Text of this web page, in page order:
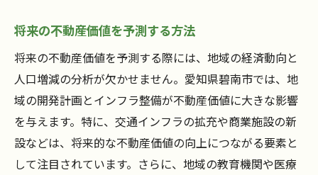
将来の不動産価値を予測する方法
将来の不動産価値を予測する際には、地域の経済動向と
人口増減の分析が欠かせません。愛知県碧南市では、地
域の開発計画とインフラ整備が不動産価値に大きな影響
を与えます。特に、交通インフラの拡充や商業施設の新
設などは、将来的な不動産価値の向上につながる要素と
して注目されています。さらに、地域の教育機関や医療